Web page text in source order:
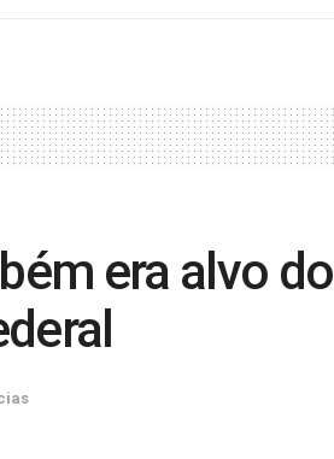
era alvo do